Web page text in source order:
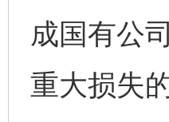
成国有公
重大损失